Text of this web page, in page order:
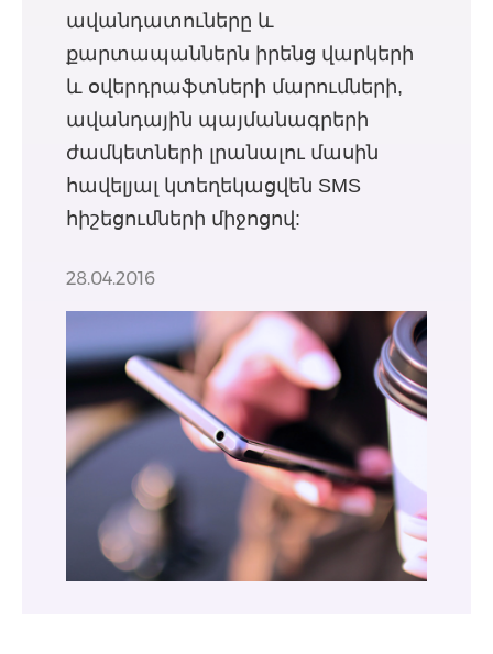
ավանդատուները և
քարտապաններն իրենց վարկերի
և օվերդրաֆտների մարումների,
ավանդային պայմանագրերի
ժամկետների լրանալու մասին
հավելյալ կտեղեկացվեն SMS
հիշեցումների միջոցով:
28.04.2016